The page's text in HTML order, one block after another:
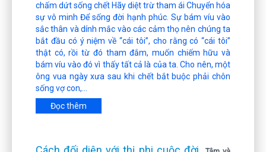
chấm dứt sống chết Hãy diệt trừ tham ái Chuyển hóa
sự vô minh Để sống đời hạnh phúc. Sự bám víu vào
sắc thân và dính mắc vào các cảm thọ nên chúng ta
bắt đầu có ý niệm về “cái tôi”, cho rằng có “cái tôi”
thật có, rồi từ đó tham đắm, muốn chiếm hữu và
bám víu vào đó vì thấy tất cả là của ta. Cho nên, một
ông vua ngày xưa sau khi chết bắt buộc phải chôn
sống vợ con,...
Đọc thêm